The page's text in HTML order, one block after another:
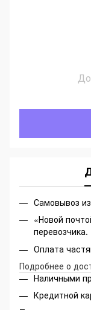
Самовывоз
«Новой
перевозчика.
Оплата
Подробнее о
Наличными
Кредитной